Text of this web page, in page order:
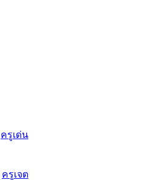
ครูเด่น
ครูเจต